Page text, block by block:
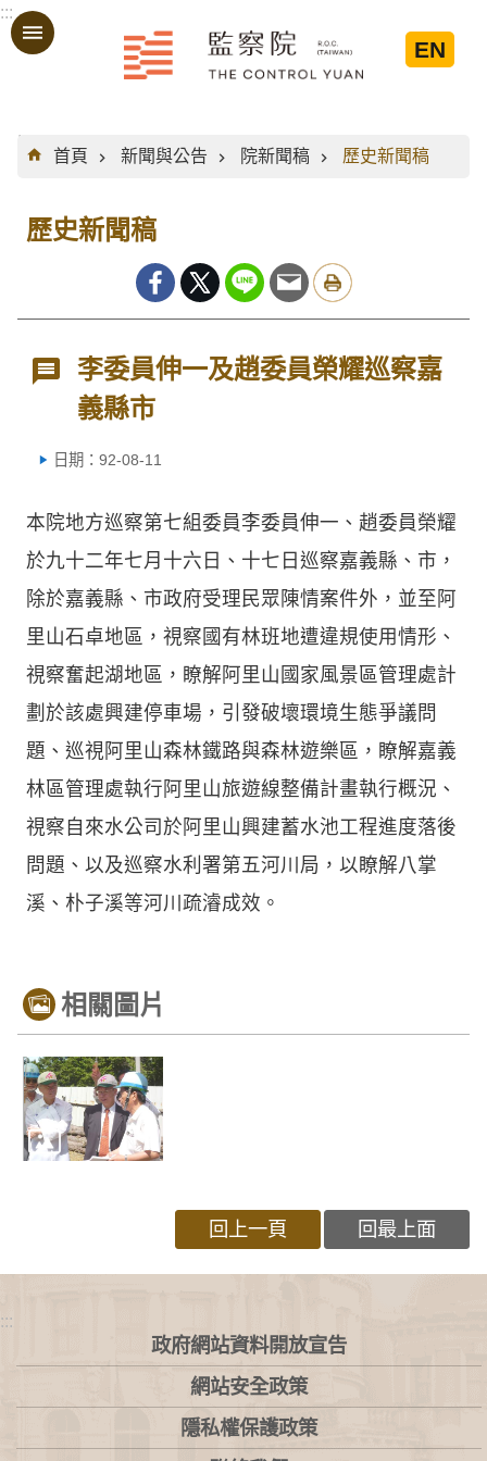
跳到主要內容區塊
:::
EN
:::
首頁
新聞與公告 院新聞稿 歷史新聞稿
歷史新聞稿
李委員伸一及趙委員榮耀巡察嘉
義縣市
日期：92-08-11
本院地方巡察第七組委員李委員伸一、趙委員榮耀
於九十二年七月十六日、十七日巡察嘉義縣、市，
除於嘉義縣、市政府受理民眾陳情案件外，並至阿
里山石卓地區，視察國有林班地遭違規使用情形、
視察奮起湖地區，瞭解阿里山國家風景區管理處計
劃於該處興建停車場，引發破壞環境生態爭議問
題、巡視阿里山森林鐵路與森林遊樂區，瞭解嘉義
林區管理處執行阿里山旅遊線整備計畫執行概況、
視察自來水公司於阿里山興建蓄水池工程進度落後
問題、以及巡察水利署第五河川局，以瞭解八掌
溪、朴子溪等河川疏濬成效。
相關圖片
回上一頁 回最上面
:::
政府網站資料開放宣告
網站安全政策
隱私權保護政策